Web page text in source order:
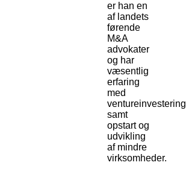
er han en
af landets
førende
M&A
advokater
og har
væsentlig
erfaring
med
ventureinvestering
samt
opstart og
udvikling
af mindre
virksomheder.